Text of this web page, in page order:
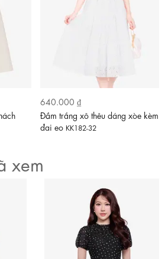
640.000 ₫
Đầm trắng xô thêu dáng xòe kèm
đai eo KK182-32
xem